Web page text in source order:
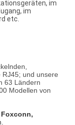
im
im
etc.
und unsere
63 Ländern
Modellen von